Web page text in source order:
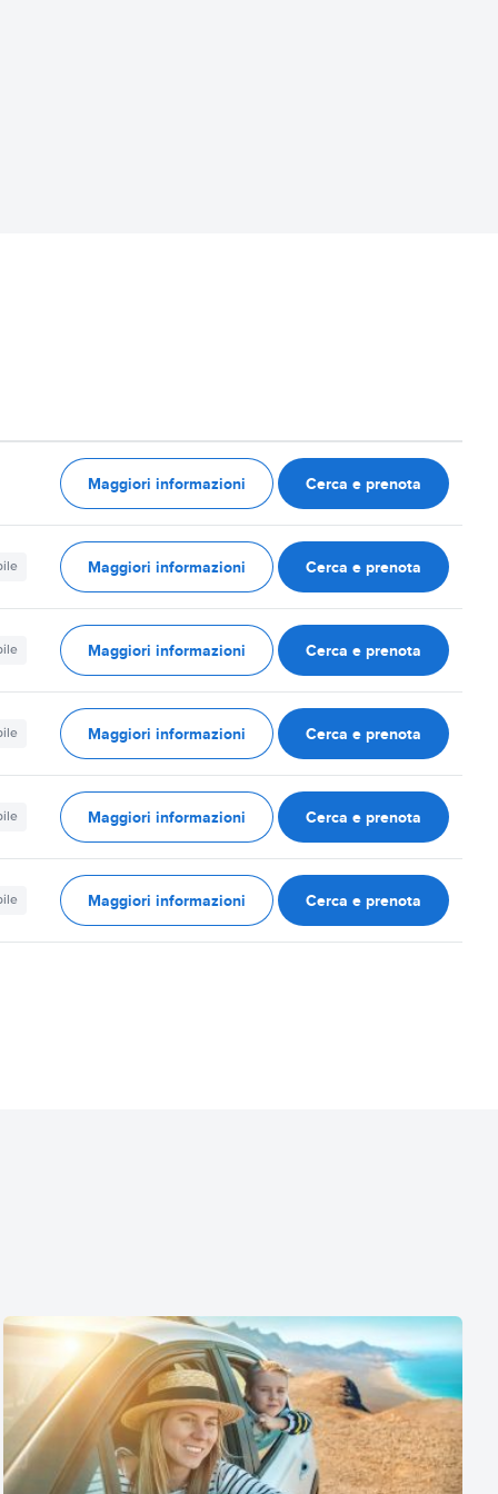
Maggiori informazioni Cerca e prenota
Maggiori informazioni Cerca e prenota
Maggiori informazioni Cerca e prenota
Maggiori informazioni Cerca e prenota
Maggiori informazioni Cerca e prenota
Maggiori informazioni Cerca e prenota